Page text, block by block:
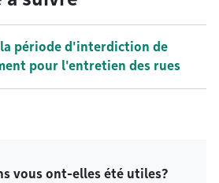
période d'interdiction de
pour l'entretien des rues
vous ont-elles été utiles?